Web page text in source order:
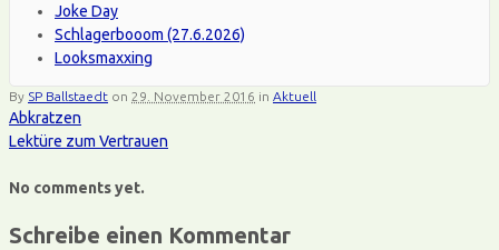
Joke Day
Schlagerbooom (27.6.2026)
Looksmaxxing
By SP Ballstaedt on 29. November 2016 in Aktuell
Abkratzen
Lektüre zum Vertrauen
No comments yet.
Schreibe einen Kommentar